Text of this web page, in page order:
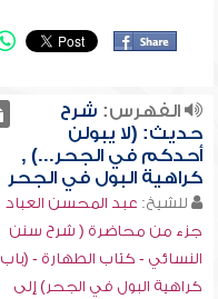
الفهرس: شرح
حديث: (لا يبولن
أحدكم في الجحر...) ,
كراهية البول في الجحر
للشيخ: عبد المحسن العباد
جزء من محاضرة ( شرح سنن
النسائي - كتاب الطهارة - (باب
كراهية البول في الجحر) إلى